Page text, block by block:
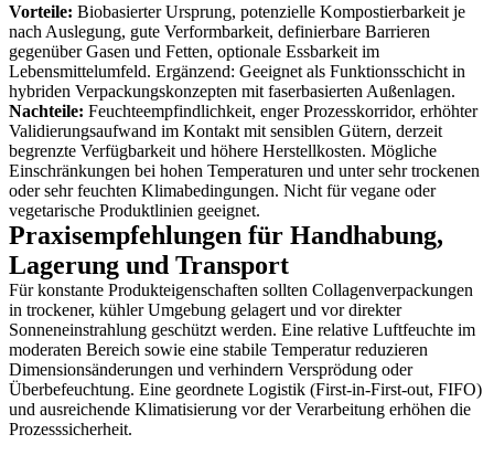
Vorteile: Biobasierter Ursprung, potenzielle Kompostierbarkeit je
nach Auslegung, gute Verformbarkeit, definierbare Barrieren
gegenüber Gasen und Fetten, optionale Essbarkeit im
Lebensmittelumfeld. Ergänzend: Geeignet als Funktionsschicht in
hybriden Verpackungskonzepten mit faserbasierten Außenlagen.
Nachteile: Feuchteempfindlichkeit, enger Prozesskorridor, erhöhter
Validierungsaufwand im Kontakt mit sensiblen Gütern, derzeit
begrenzte Verfügbarkeit und höhere Herstellkosten. Mögliche
Einschränkungen bei hohen Temperaturen und unter sehr trockenen
oder sehr feuchten Klimabedingungen. Nicht für vegane oder
vegetarische Produktlinien geeignet.
Praxisempfehlungen für Handhabung,
Lagerung und Transport
Für konstante Produkteigenschaften sollten Collagenverpackungen
in trockener, kühler Umgebung gelagert und vor direkter
Sonneneinstrahlung geschützt werden. Eine relative Luftfeuchte im
moderaten Bereich sowie eine stabile Temperatur reduzieren
Dimensionsänderungen und verhindern Versprödung oder
Überbefeuchtung. Eine geordnete Logistik (First-in-First-out, FIFO)
und ausreichende Klimatisierung vor der Verarbeitung erhöhen die
Prozesssicherheit.